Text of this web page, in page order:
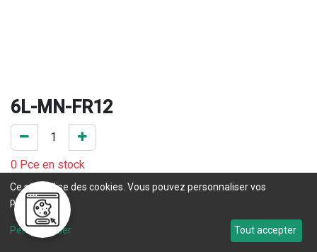
6L-MN-FR12
0 Pce en stock
contact avec notre service commercial.
Ce site utilise des cookies. Vous pouvez personnaliser vos
préférences.
Personnaliser Tout accepter.